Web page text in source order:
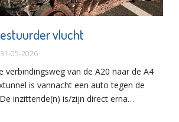
vlucht
05-2026
verbindingsweg van de A20 naar de A4
is vannacht een auto tegen de
inzittende(n) is/zijn direct erna